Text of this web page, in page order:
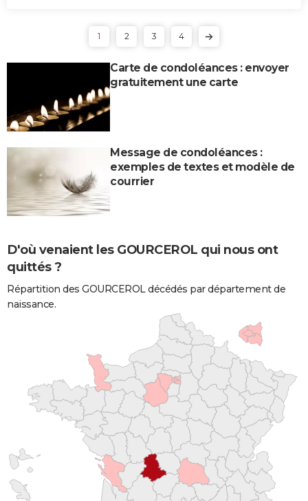
1 2 3 4
Carte de condoléances : envoyer
gratuitement une carte
Message de condoléances :
exemples de textes et modèle de
courrier
D'où venaient les GOURCEROL qui nous ont
quittés ?
Répartition des GOURCEROL décédés par département de
naissance.